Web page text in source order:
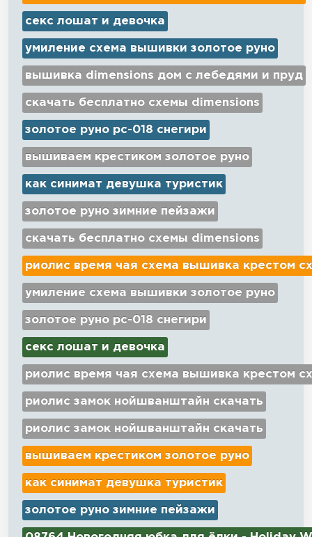
секс лошат и девочка
умиление схема вышивки золотое руно
вышивка dimensions дом с лебедями и пруд
скачать бесплатно схемы dimensions
золотое руно рс-018 снегири
вышиваем крестиком золотое руно
как синимат девушка туристик
золотое руно зимние пейзажи
скачать бесплатно схемы dimensions
риолис время чая схема вышивка крестом
умиление схема вышивки золотое руно
золотое руно рс-018 снегири
секс лошат и девочка
риолис время чая схема вышивка крестом
риолис замок нойшванштайн скачать
риолис замок нойшванштайн скачать
вышиваем крестиком золотое руно
как синимат девушка туристик
золотое руно зимние пейзажи